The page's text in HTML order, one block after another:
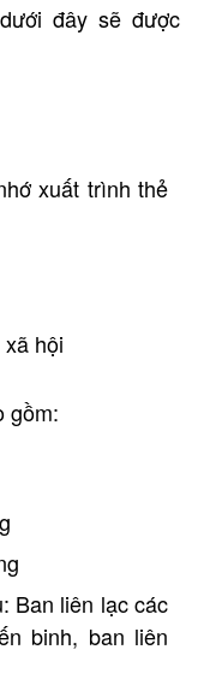
đây sẽ được
xuất trình thẻ
hội
gồm:
Ban liên lạc các
binh, ban liên